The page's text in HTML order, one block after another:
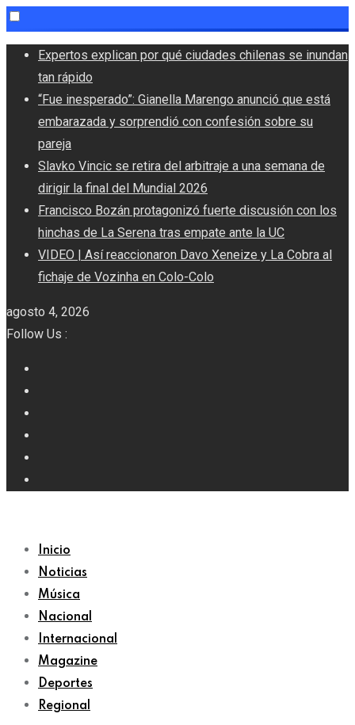
Skip
content
Expertos explican por qué ciudades chilenas se inundan
tan rápido
“Fue inesperado”: Gianella Marengo anunció que está
embarazada y sorprendió con confesión sobre su
pareja
Slavko Vincic se retira del arbitraje a una semana de
dirigir la final del Mundial 2026
Francisco Bozán protagonizó fuerte discusión con los
hinchas de La Serena tras empate ante la UC
VIDEO | Así reaccionaron Davo Xeneize y La Cobra al
fichaje de Vozinha en Colo-Colo
agosto 4, 2026
Follow Us :
Inicio
Noticias
Música
Nacional
Internacional
Magazine
Deportes
Regional